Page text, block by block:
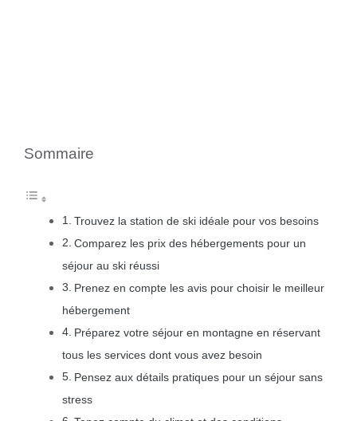
Sommaire
Trouvez la station de ski idéale pour vos besoins
Comparez les prix des hébergements pour un
séjour au ski réussi
Prenez en compte les avis pour choisir le meilleur
hébergement
Préparez votre séjour en montagne en réservant
tous les services dont vous avez besoin
Pensez aux détails pratiques pour un séjour sans
stress